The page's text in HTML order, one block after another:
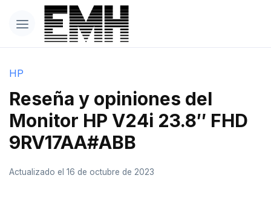
HP
Reseña y opiniones del
Monitor HP V24i 23.8″ FHD
9RV17AA#ABB
Actualizado el 16 de octubre de 2023